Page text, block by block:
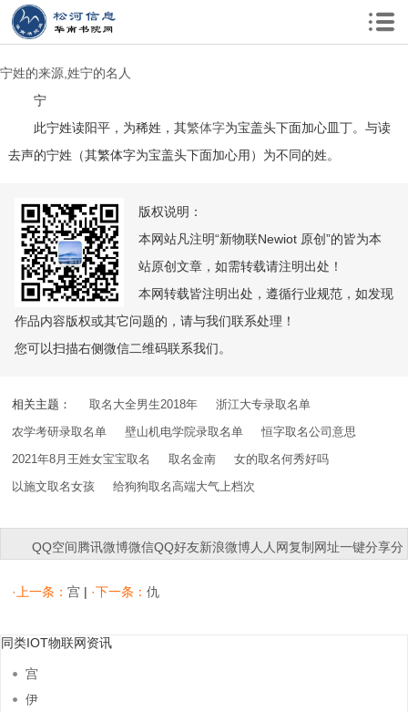
宁姓的来源,姓宁的名人
宁
此宁姓读阳平，为稀姓，其繁体字为宝盖头下面加心皿丁。与读
去声的宁姓（其繁体字为宝盖头下面加心用）为不同的姓。
版权说明：
本网站凡注明“新物联Newiot 原创”的皆为本
站原创文章，如需转载请注明出处！
本网转载皆注明出处，遵循行业规范，如发现
作品内容版权或其它问题的，请与我们联系处理！
您可以扫描右侧微信二维码联系我们。
相关主题： 取名大全男生2018年
浙江大专录取名单
农学考研录取名单
壁山机电学院录取名单
恒字取名公司意思
2021年8月王姓女宝宝取名
取名金南
女的取名何秀好吗
以施文取名女孩
给狗狗取名高端大气上档次
QQ空间腾讯微博微信QQ好友新浪微博人人网复制网址一键分享分
·上一条：宫 | ·下一条：仇
同类IOT物联网资讯
宫
伊